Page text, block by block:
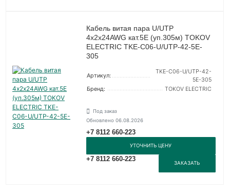
Кабель витая пара U/UTP
4х2х24AWG кат.5E (уп.305м) TOKOV
ELECTRIC TKE-C06-U/UTP-42-5E-
305
Артикул:
TKE-C06-U/UTP-42-
5E-305
Бренд:
TOKOV ELECTRIC
Под заказ
Обновлено 06.08.2026
+7 8112 660-223
УТОЧНИТЬ ЦЕНУ
+7 8112 660-223
ЗАКАЗАТЬ